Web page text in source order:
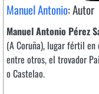
Manuel Antonio: Autor
Manuel Antonio Pérez
(A Coruña), lugar fértil
entre otros, el trovador
o Castelao.